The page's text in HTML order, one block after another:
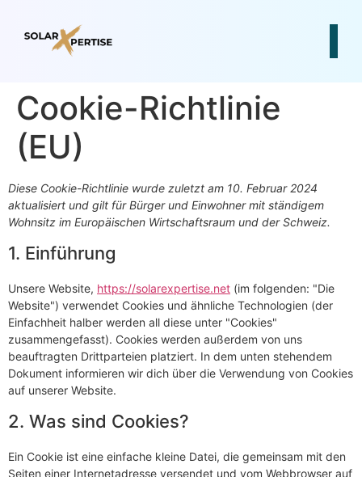
Cookie-Richtlinie
(EU)
Diese Cookie-Richtlinie wurde zuletzt am 10. Februar 2024
aktualisiert und gilt für Bürger und Einwohner mit ständigem
Wohnsitz im Europäischen Wirtschaftsraum und der Schweiz.
1. Einführung
Unsere Website, https://solarexpertise.net (im folgenden: "Die
Website") verwendet Cookies und ähnliche Technologien (der
Einfachheit halber werden all diese unter "Cookies"
zusammengefasst). Cookies werden außerdem von uns
beauftragten Drittparteien platziert. In dem unten stehendem
Dokument informieren wir dich über die Verwendung von Cookies
auf unserer Website.
2. Was sind Cookies?
Ein Cookie ist eine einfache kleine Datei, die gemeinsam mit den
Seiten einer Internetadresse versendet und vom Webbrowser auf